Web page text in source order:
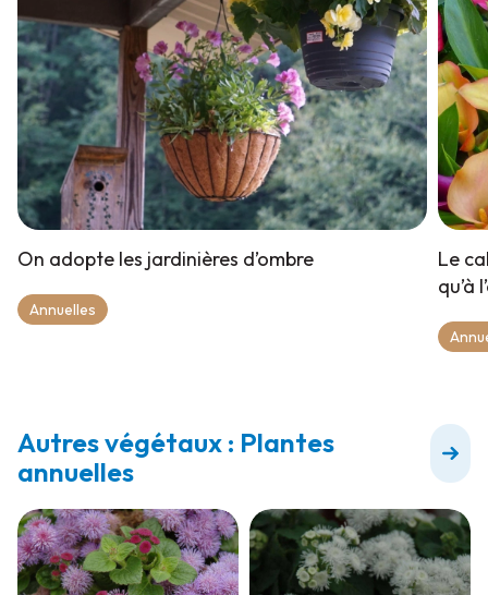
On adopte les jardinières d’ombre
Annuelles
Le
qu’à
Autres végétaux : Plantes
annuelles